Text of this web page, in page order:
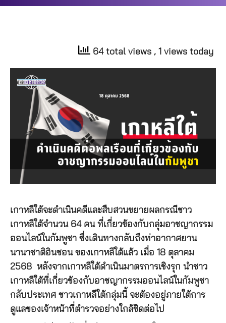
64 total views , 1 views today
เกาหลีใต้จะดำเนินคดีและสืบสวนขยายผลกรณีชาว
เกาหลีใต้จำนวน 64 คน ที่เกี่ยวข้องกับกลุ่มอาชญากรรม
ออนไลน์ในกัมพูชา ซึ่งเดินทางกลับถึงท่าอากาศยาน
นานาชาติอินชอน ของเกาหลีใต้แล้ว เมื่อ 18 ตุลาคม
2568 หลังจากเกาหลีใต้ดำเนินมาตรการเชิงรุก นำชาว
เกาหลีใต้ที่เกี่ยวข้องกับอาชญากรรมออนไลน์ในกัมพูชา
กลับประเทศ ชาวเกาหลีใต้กลุ่มนี้ จะต้องอยู่ภายใต้การ
ดูแลของเจ้าหน้าที่ตำรวจอย่างใกล้ชิดต่อไป